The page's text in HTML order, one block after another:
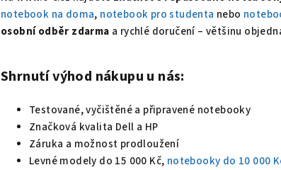
notebook na doma, notebook pro studenta nebo
osobní odběr zdarma a rychlé doručení – většinu
Shrnutí výhod nákupu u nás:
Testované, vyčištěné a připravené notebooky
Značková kvalita Dell a HP
Záruka a možnost prodloužení
Levné modely do 15 000 Kč, notebooky do 10 000